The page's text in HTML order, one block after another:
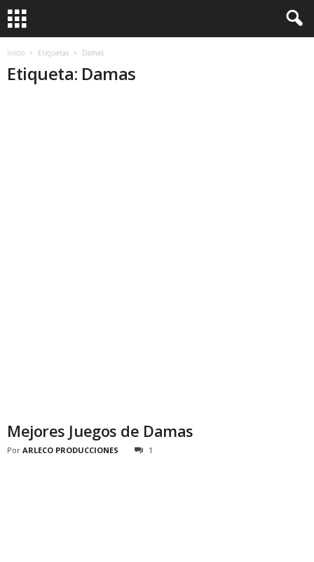
Inicio Etiquetas Damas
Etiqueta: Damas
Mejores Juegos de Damas
Por ARLECO PRODUCCIONES 1